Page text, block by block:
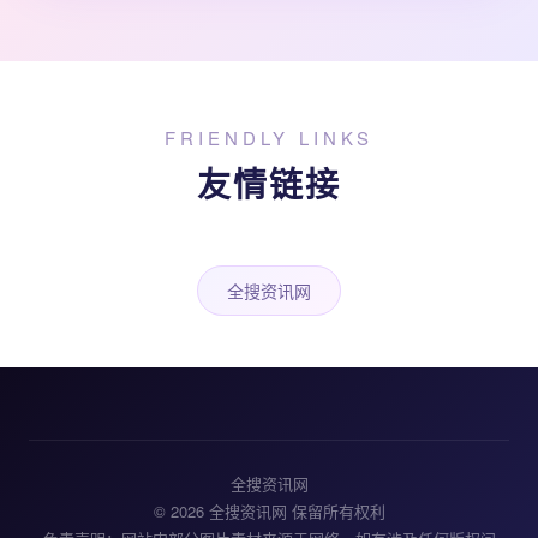
FRIENDLY LINKS
友情链接
全搜资讯网
全搜资讯网
© 2026 全搜资讯网 保留所有权利